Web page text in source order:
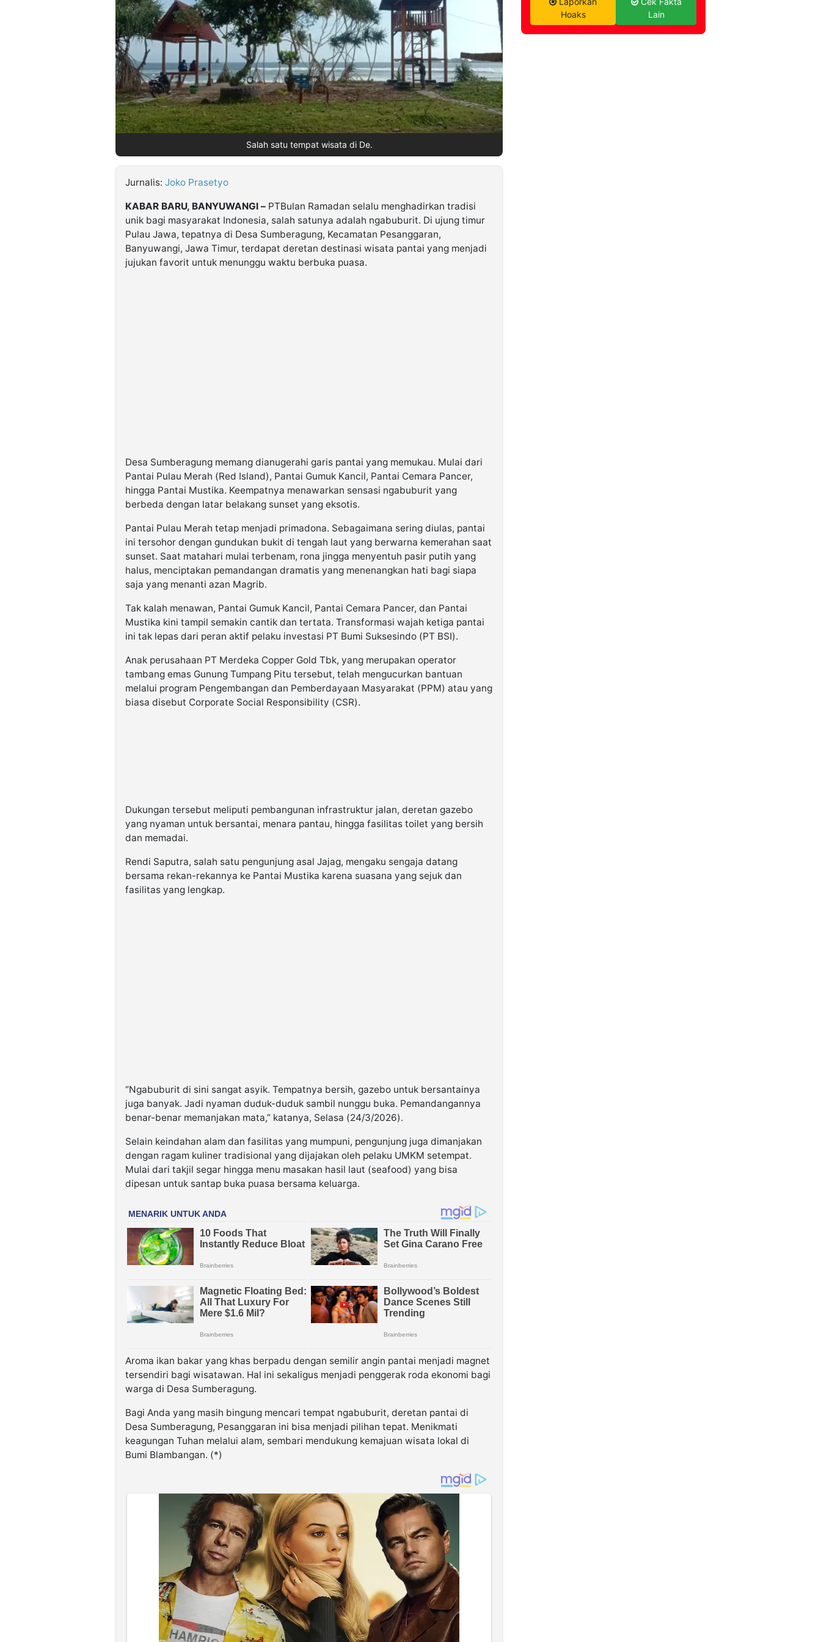
Salah satu tempat wisata di De.
Jurnalis: Joko Prasetyo
KABAR BARU, BANYUWANGI – PTBulan Ramadan selalu menghadirkan tradisi
unik bagi masyarakat Indonesia, salah satunya adalah ngabuburit. Di ujung timur
Pulau Jawa, tepatnya di Desa Sumberagung, Kecamatan Pesanggaran,
Banyuwangi, Jawa Timur, terdapat deretan destinasi wisata pantai yang menjadi
jujukan favorit untuk menunggu waktu berbuka puasa.
Desa Sumberagung memang dianugerahi garis pantai yang memukau. Mulai dari
Pantai Pulau Merah (Red Island), Pantai Gumuk Kancil, Pantai Cemara Pancer,
hingga Pantai Mustika. Keempatnya menawarkan sensasi ngabuburit yang
berbeda dengan latar belakang sunset yang eksotis.
Pantai Pulau Merah tetap menjadi primadona. Sebagaimana sering diulas, pantai
ini tersohor dengan gundukan bukit di tengah laut yang berwarna kemerahan saat
sunset. Saat matahari mulai terbenam, rona jingga menyentuh pasir putih yang
halus, menciptakan pemandangan dramatis yang menenangkan hati bagi siapa
saja yang menanti azan Magrib.
Tak kalah menawan, Pantai Gumuk Kancil, Pantai Cemara Pancer, dan Pantai
Mustika kini tampil semakin cantik dan tertata. Transformasi wajah ketiga pantai
ini tak lepas dari peran aktif pelaku investasi PT Bumi Suksesindo (PT BSI).
Anak perusahaan PT Merdeka Copper Gold Tbk, yang merupakan operator
tambang emas Gunung Tumpang Pitu tersebut, telah mengucurkan bantuan
melalui program Pengembangan dan Pemberdayaan Masyarakat (PPM) atau yang
biasa disebut Corporate Social Responsibility (CSR).
Dukungan tersebut meliputi pembangunan infrastruktur jalan, deretan gazebo
yang nyaman untuk bersantai, menara pantau, hingga fasilitas toilet yang bersih
dan memadai.
Rendi Saputra, salah satu pengunjung asal Jajag, mengaku sengaja datang
bersama rekan-rekannya ke Pantai Mustika karena suasana yang sejuk dan
fasilitas yang lengkap.
“Ngabuburit di sini sangat asyik. Tempatnya bersih, gazebo untuk bersantainya
juga banyak. Jadi nyaman duduk-duduk sambil nunggu buka. Pemandangannya
benar-benar memanjakan mata,” katanya, Selasa (24/3/2026).
Selain keindahan alam dan fasilitas yang mumpuni, pengunjung juga dimanjakan
dengan ragam kuliner tradisional yang dijajakan oleh pelaku UMKM setempat.
Mulai dari takjil segar hingga menu masakan hasil laut (seafood) yang bisa
dipesan untuk santap buka puasa bersama keluarga.
Aroma ikan bakar yang khas berpadu dengan semilir angin pantai menjadi magnet
tersendiri bagi wisatawan. Hal ini sekaligus menjadi penggerak roda ekonomi bagi
warga di Desa Sumberagung.
Bagi Anda yang masih bingung mencari tempat ngabuburit, deretan pantai di
Desa Sumberagung, Pesanggaran ini bisa menjadi pilihan tepat. Menikmati
keagungan Tuhan melalui alam, sembari mendukung kemajuan wisata lokal di
Bumi Blambangan. (*)
Hoaks
Lain